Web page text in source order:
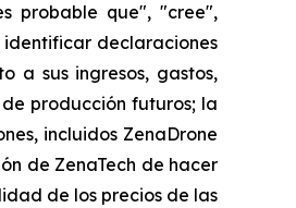
probable que", "cree",
declaraciones
a sus ingresos, gastos,
producción futuros; la
incluidos ZenaDrone
de ZenaTech de hacer
de los precios de las